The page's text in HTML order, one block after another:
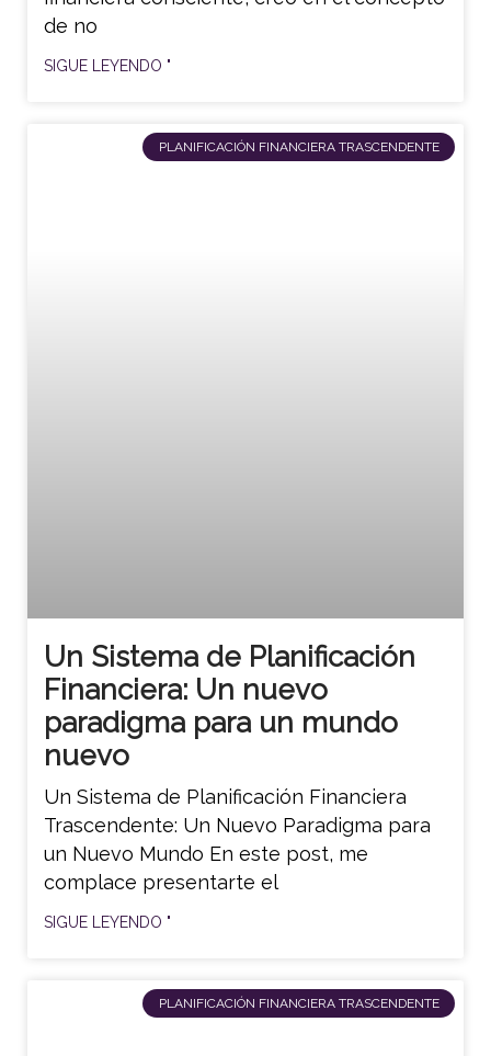
de no
SIGUE LEYENDO "
PLANIFICACIÓN FINANCIERA TRASCENDENTE
Un Sistema de Planificación
Financiera: Un nuevo
paradigma para un mundo
nuevo
Un Sistema de Planificación Financiera
Trascendente: Un Nuevo Paradigma para
un Nuevo Mundo En este post, me
complace presentarte el
SIGUE LEYENDO "
PLANIFICACIÓN FINANCIERA TRASCENDENTE